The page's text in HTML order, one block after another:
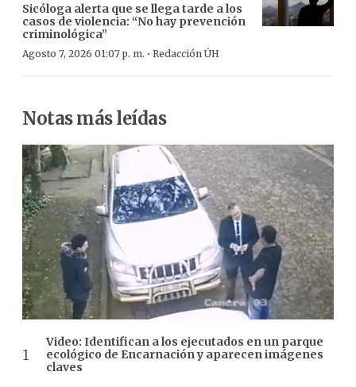
Sicóloga alerta que se llega tarde a los
casos de violencia: “No hay prevención
criminológica”
Agosto 7, 2026 01:07 p. m. · Redacción ÚH
Notas más leídas
Video: Identifican a los ejecutados en un parque
ecológico de Encarnación y aparecen imágenes
claves